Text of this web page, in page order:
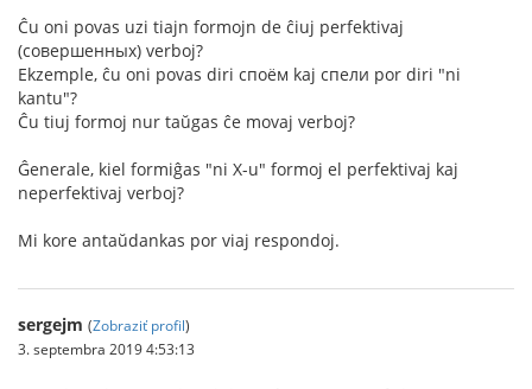
Ĉu oni povas uzi tiajn formojn de ĉiuj perfektivaj
(совершенных) verboj?
Ekzemple, ĉu oni povas diri споём kaj спели por diri "ni
kantu"?
Ĉu tiuj formoj nur taŭgas ĉe movaj verboj?
Ĝenerale, kiel formiĝas "ni X-u" formoj el perfektivaj kaj
neperfektivaj verboj?
Mi kore antaŭdankas por viaj respondoj.
sergejm (Zobraziť profil)
3. septembra 2019 4:53:13